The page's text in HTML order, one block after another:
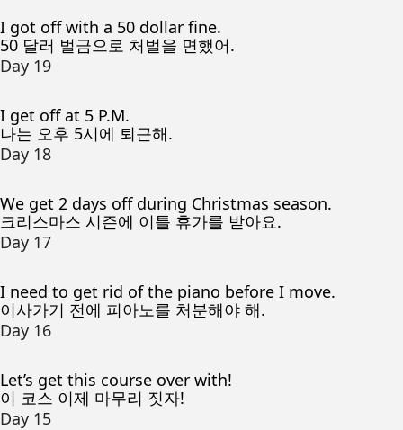
I got off with a 50 dollar fine.
50 달러 벌금으로 처벌을 면했어.
Day 19
I get off at 5 P.M.
나는 오후 5시에 퇴근해.
Day 18
We get 2 days off during Christmas season.
크리스마스 시즌에 이틀 휴가를 받아요.
Day 17
I need to get rid of the piano before I move.
이사가기 전에 피아노를 처분해야 해.
Day 16
Let’s get this course over with!
이 코스 이제 마무리 짓자!
Day 15